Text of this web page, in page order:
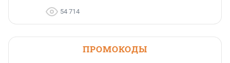
54 714
ПРОМОКОДЫ